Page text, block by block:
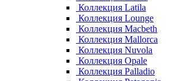
Коллекция Latila
Коллекция Lounge
Коллекция Macbeth
Коллекция Mallorca
Коллекция Nuvola
Коллекция Opale
Коллекция Palladio